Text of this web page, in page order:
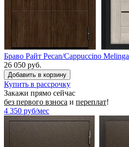
Браво Райт Pecan/Cappuccino Melinga
26 050 руб.
Купить в рассрочку
Закажи прямо сейчас
без первого взноса и переплат!
4 350 руб/мес